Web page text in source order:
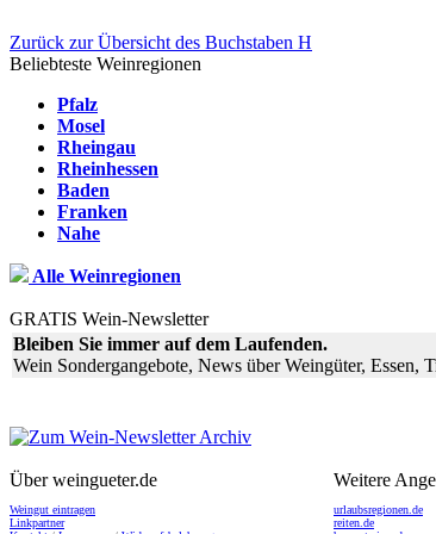
Zurück zur Übersicht des Buchstaben H
Beliebteste Weinregionen
Pfalz
Mosel
Rheingau
Rheinhessen
Baden
Franken
Nahe
Alle Weinregionen
GRATIS Wein-Newsletter
Bleiben Sie immer auf dem Laufenden.
Wein Sondergangebote, News über Weingüter,
Über weingueter.de
Weingut eintragen
Linkpartner
Weitere
urlaubsregionen.de
reiten.de